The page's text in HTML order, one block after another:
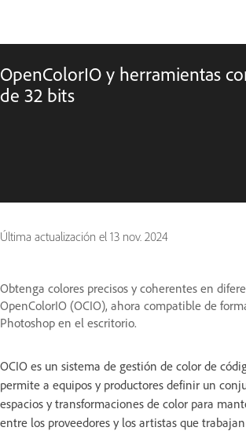
OpenColorIO y herramientas
de 32 bits
Última actualización el 13 nov. 2024
Obtenga colores precisos y coherentes en
OpenColorIO (OCIO), ahora compatible de
Photoshop en el escritorio.
OCIO es un sistema de gestión de color de
permite a equipos y productores definir un
espacios y transformaciones de color para
entre los proveedores y los artistas que